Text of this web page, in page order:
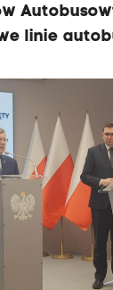
linie